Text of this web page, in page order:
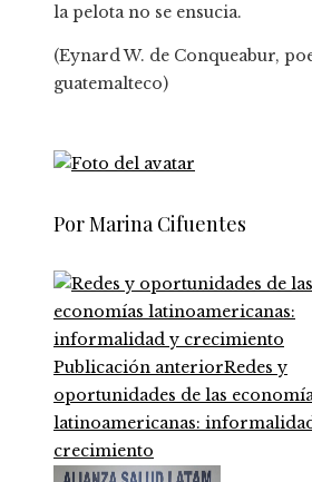
la pelota no se ensucia.
(Eynard W. de Conqueabur,
guatemalteco)
Por Marina Cifuentes
Publicación anteriorRedes y
oportunidades de las
latinoamericanas:
crecimiento